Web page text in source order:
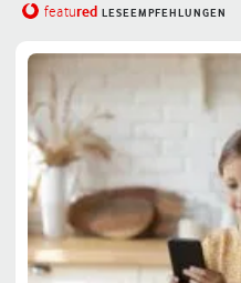
featured LESEEMPFEHLUNGEN